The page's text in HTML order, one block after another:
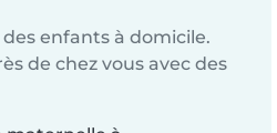
enfants à domicile.
de chez vous avec des